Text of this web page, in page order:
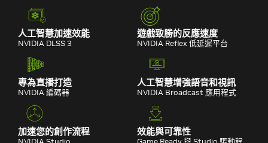
人工智慧加速效能
NVIDIA DLSS 3
遊戲致勝的反應速度
NVIDIA Reflex 低延遲平台
專為直播打造
NVIDIA 編碼器
人工智慧增強語音和視訊
NVIDIA Broadcast 應用程式
加速您的創作流程 效能與可靠性